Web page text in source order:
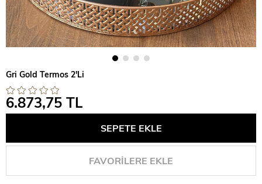
Gri Gold Termos 2'Li
6.873,75 TL
FAVORILERE EKLE